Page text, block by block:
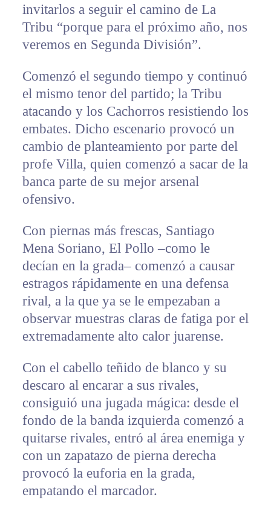
invitarlos a seguir el camino de La
Tribu “porque para el próximo año, nos
veremos en Segunda División”.
Comenzó el segundo tiempo y continuó
el mismo tenor del partido; la Tribu
atacando y los Cachorros resistiendo los
embates. Dicho escenario provocó un
cambio de planteamiento por parte del
profe Villa, quien comenzó a sacar de la
banca parte de su mejor arsenal
ofensivo.
Con piernas más frescas, Santiago
Mena Soriano, El Pollo –como le
decían en la grada– comenzó a causar
estragos rápidamente en una defensa
rival, a la que ya se le empezaban a
observar muestras claras de fatiga por el
extremadamente alto calor juarense.
Con el cabello teñido de blanco y su
descaro al encarar a sus rivales,
consiguió una jugada mágica: desde el
fondo de la banda izquierda comenzó a
quitarse rivales, entró al área enemiga y
con un zapatazo de pierna derecha
provocó la euforia en la grada,
empatando el marcador.